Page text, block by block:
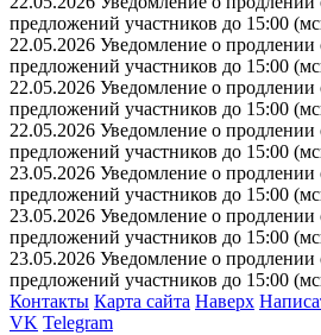
предложений участников до 15:00
22.05.2026 Уведомление о продлении
предложений участников до 15:00
22.05.2026 Уведомление о продлении
предложений участников до 15:00
22.05.2026 Уведомление о продлении
предложений участников до 15:00
23.05.2026 Уведомление о продлении
предложений участников до 15:00
23.05.2026 Уведомление о продлении
предложений участников до 15:00
23.05.2026 Уведомление о продлении
предложений участников до 15:00
Контакты Карта сайта Наверх
VK Telegram